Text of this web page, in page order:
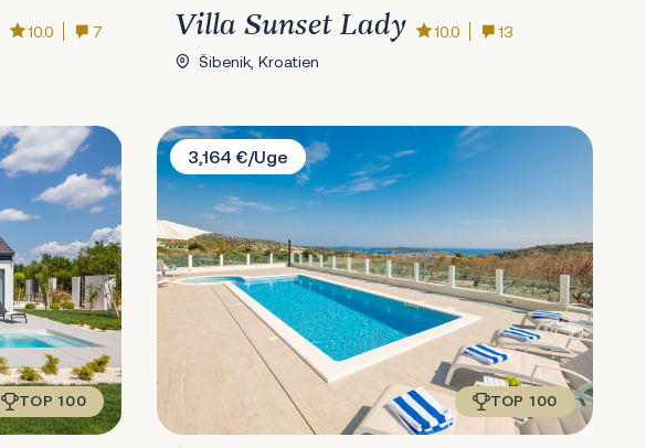
10.0
7
Villa Sunset Lady 10.0
13
Šibenik, Kroatien
TOP 100
Villa Ivelja
3,164 €/Uge
TOP 100